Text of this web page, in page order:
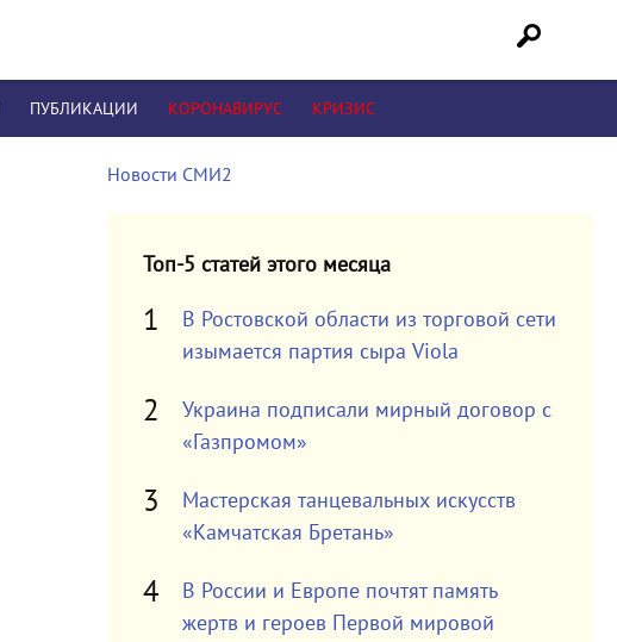
ПУБЛИКАЦИИ КОРОНАВИРУС КРИЗИС
Новости СМИ2
Топ-5 статей этого месяца
В Ростовской области из торговой сети
изымается партия сыра Viola
Украина подписали мирный договор с
«Газпромом»
Мастерская танцевальных искусств
«Камчатская Бретань»
В России и Европе почтят память
жертв и героев Первой мировой